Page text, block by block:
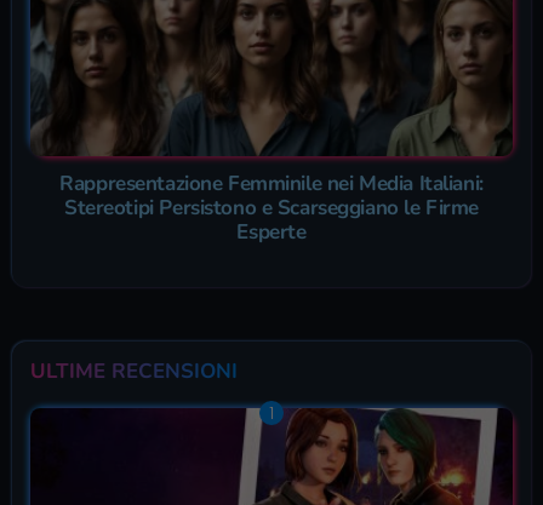
Rappresentazione Femminile nei Media Italiani:
Stereotipi Persistono e Scarseggiano le Firme
Esperte
ULTIME RECENSIONI